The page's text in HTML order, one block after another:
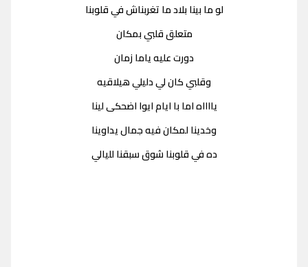
لو ما بينا بلاد ما تغربناش في قلوبنا
متعلق قلبي بمكان
دورت عليه ياما زمان
وقلبي كان لي دليلي هيلاقيه
يااااه اما با ايام ایوا اضحكى لينا
وخدينا لمكان فيه جمال يداوينا
ده في قلوبنا شوق سبقنا لليالي